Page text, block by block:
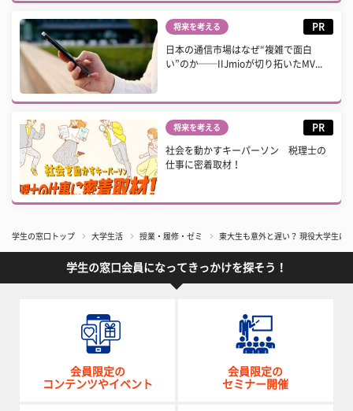
将来を考える PR
日本の通信市場はなぜ“複雑で面白
い”のか──IIJmioが切り拓いたMV...
将来を考える PR
社会を動かすキーパーソン 税理士の
仕事に密着取材！
学生の窓口トップ 大学生活 授業・履修・ゼミ 東大生も意外と遅い？ 現役大学生に
学生の窓口会員になってきっかけを探そう！
会員限定の
コンテンツやイベント
会員限定の
セミナー開催